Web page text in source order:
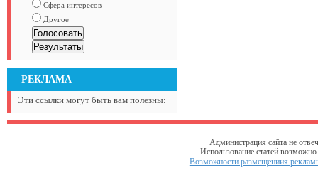
Сфера интересов
Другое
РЕКЛАМА
Эти ссылки могут быть вам полезны:
Администрация сайта не
Использование статей
Возможности размещениия